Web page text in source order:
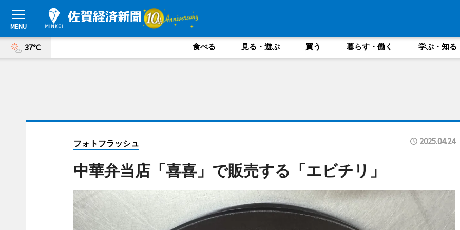
37°C 食べる 見る・遊ぶ 買う 暮らす・働く 学ぶ・知る
フォトフラッシュ 2025.04.24
中華弁当店「喜喜」で販売する「エビチリ」